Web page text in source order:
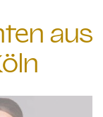
aus